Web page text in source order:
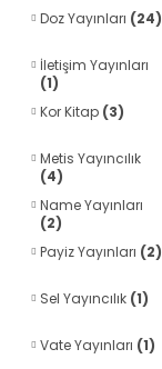
Doz Yayınları (24)
İletişim Yayınları
(1)
Kor Kitap (3)
Metis Yayıncılık
(4)
Name Yayınları
(2)
Payiz Yayınları (2)
Sel Yayıncılık (1)
Vate Yayınları (1)